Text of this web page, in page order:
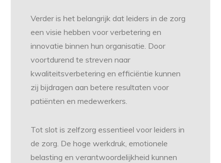
Verder is het belangrijk dat leiders in de zorg
een visie hebben voor verbetering en
innovatie binnen hun organisatie. Door
voortdurend te streven naar
kwaliteitsverbetering en efficiëntie kunnen
zij bijdragen aan betere resultaten voor
patiënten en medewerkers.
Tot slot is zelfzorg essentieel voor leiders in
de zorg. De hoge werkdruk, emotionele
belasting en verantwoordelijkheid kunnen